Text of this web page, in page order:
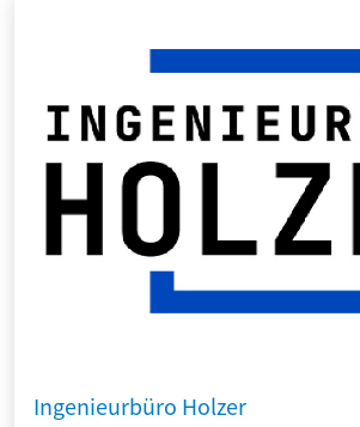
Ingenieurbüro Holzer